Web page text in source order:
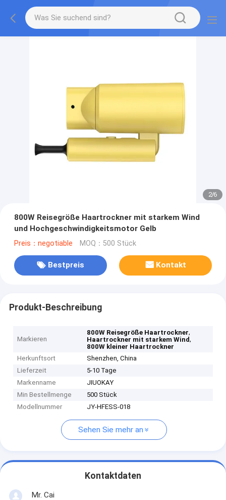
2/6
800W Reisegröße Haartrockner mit starkem Wind
und Hochgeschwindigkeitsmotor Gelb
Preis：negotiable MOQ：500 Stück
Bestpreis Kontakt
Produkt-Beschreibung
Markieren
800W Reisegröße Haartrockner,
Haartrockner mit starkem Wind,
800W kleiner Haartrockner
Herkunftsort
Shenzhen, China
Lieferzeit
5-10 Tage
Markenname
JIUOKAY
Min Bestellmenge
500 Stück
Modellnummer
JY-HFESS-018
Sehen Sie mehr an
Kontaktdaten
Mr. Cai